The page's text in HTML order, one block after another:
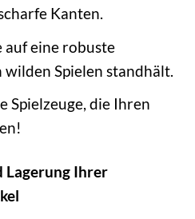
Kanten.
auf eine robuste
Spielen standhält.
Spielzeuge, die Ihren
Lagerung Ihrer